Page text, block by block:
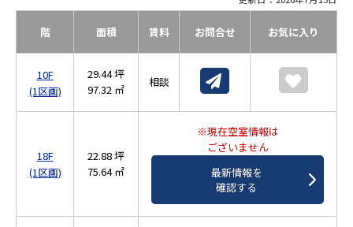
階 面積 賃料 お問合せ お気に入り
10F
(1区画)
29.44 坪
97.32 ㎡
相談
18F
(1区画)
22.88 坪
75.64 ㎡
※現在空室情報は
ございません
最新情報を
確認する